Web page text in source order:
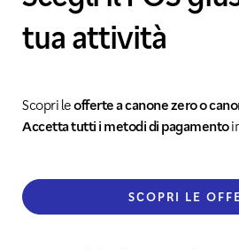
tua attività
Scopri leofferte a canone zero o
Accetta tutti i metodi di pagamento
SCOPRI LE